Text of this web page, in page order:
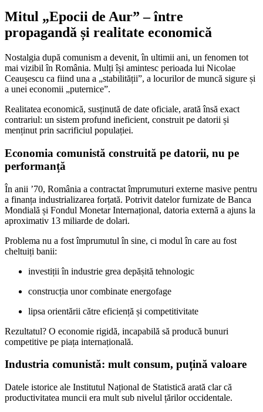
Mitul „Epocii de Aur” – între
propagandă și realitate economică
Nostalgia după comunism a devenit, în ultimii ani, un fenomen tot
mai vizibil în România. Mulți își amintesc perioada lui Nicolae
Ceaușescu ca fiind una a „stabilității”, a locurilor de muncă sigure și
a unei economii „puternice”.
Realitatea economică, susținută de date oficiale, arată însă exact
contrariul: un sistem profund ineficient, construit pe datorii și
menținut prin sacrificiul populației.
Economia comunistă construită pe datorii, nu pe
performanță
În anii ’70, România a contractat împrumuturi externe masive pentru
a finanța industrializarea forțată. Potrivit datelor furnizate de Banca
Mondială și Fondul Monetar Internațional, datoria externă a ajuns la
aproximativ 13 miliarde de dolari.
Problema nu a fost împrumutul în sine, ci modul în care au fost
cheltuiți banii:
investiții în industrie grea depășită tehnologic
construcția unor combinate energofage
lipsa orientării către eficiență și competitivitate
Rezultatul? O economie rigidă, incapabilă să producă bunuri
competitive pe piața internațională.
Industria comunistă: mult consum, puțină valoare
Datele istorice ale Institutul Național de Statistică arată clar că
productivitatea muncii era mult sub nivelul țărilor occidentale.